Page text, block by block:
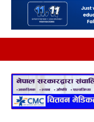
समाज
प्रदेश
आजको
पत्रिका
सम्पादकीय